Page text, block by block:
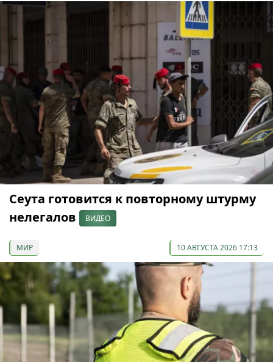
Сеута готовится к повторному штурму
нелегалов
ВИДЕО
МИР 10 АВГУСТА 2026 17:13